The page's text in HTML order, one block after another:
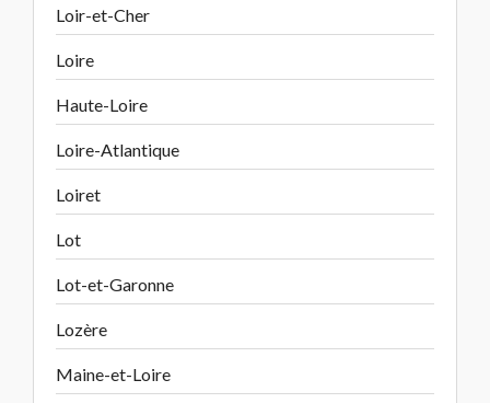
Loir-et-Cher
Loire
Haute-Loire
Loire-Atlantique
Loiret
Lot
Lot-et-Garonne
Lozère
Maine-et-Loire